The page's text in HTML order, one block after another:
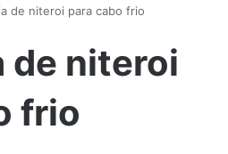
de niteroi para cabo frio
de niteroi
frio